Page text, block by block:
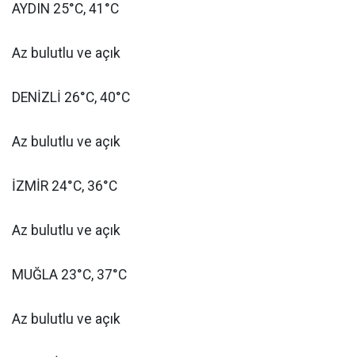
AYDIN 25°C, 41°C
Az bulutlu ve açık
DENİZLİ 26°C, 40°C
Az bulutlu ve açık
İZMİR 24°C, 36°C
Az bulutlu ve açık
MUĞLA 23°C, 37°C
Az bulutlu ve açık